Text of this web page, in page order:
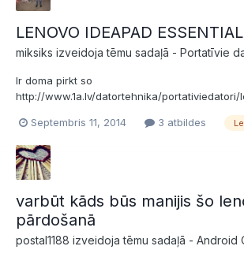
LENOVO IDEAPAD
miksiks izveidoja tēmu sadaļā - Portatīvie
Ir doma pirkt so
http://www.1a.lv/datortehnika/portativiedatori/
ka ir ar kvalitāti Ideapad sērijai, jo citu
parametriem ir dargaki. Dators paredzēts
grafiskajām programmām....
Septembris 11, 2014 3 atbildes
varbūt kāds būs manijis šo
pārdošanā
postal1188 izveidoja tēmu sadaļā - Android